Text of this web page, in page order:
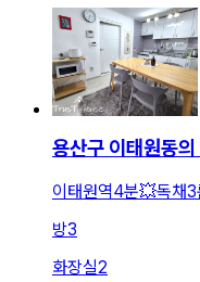
용산구 이태원동
이태원역4분💥독채3
방3
화장실2